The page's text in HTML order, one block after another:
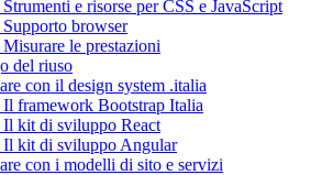
e risorse per CSS e JavaScript
browser
le prestazioni
del riuso
con il design system .italia
Il framework Bootstrap Italia
Il kit di sviluppo React
Il kit di sviluppo Angular
con i modelli di sito e servizi